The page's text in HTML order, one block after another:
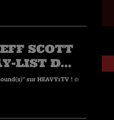
SCOTT
LIST DE
sur HEAVY1TV ! ©